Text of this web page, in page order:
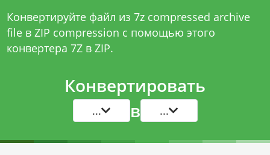
Конвертируйте файл из 7z compressed archive
file в ZIP compression с помощью этого
конвертера 7Z в ZIP.
Конвертировать
... в ...